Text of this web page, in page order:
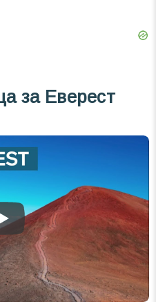
за Еверест